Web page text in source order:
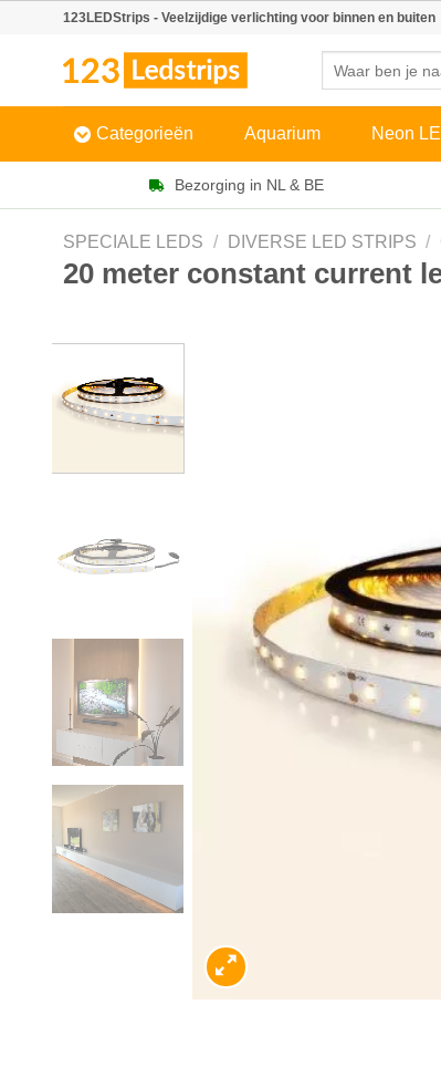
123LEDStrips - Veelzijdige verlichting voor binnen en buiten
Categorieën Aquarium Neon
Bezorging in NL & BE
SPECIALE LEDS / DIVERSE LED STRIPS /
20 meter constant current